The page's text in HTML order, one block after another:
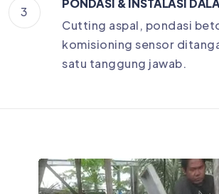
3
PONDASI & INSTALASI
Cutting aspal, pondasi
komisioning sensor
satu tanggung jawab.